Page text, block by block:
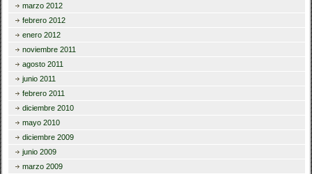
marzo 2012
febrero 2012
enero 2012
noviembre 2011
agosto 2011
junio 2011
febrero 2011
diciembre 2010
mayo 2010
diciembre 2009
junio 2009
marzo 2009